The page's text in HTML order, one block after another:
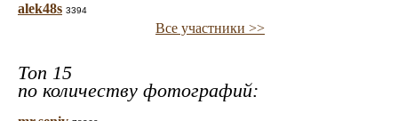
alek48s 3394
Все участники >>
Топ 15
по количеству фотографий: